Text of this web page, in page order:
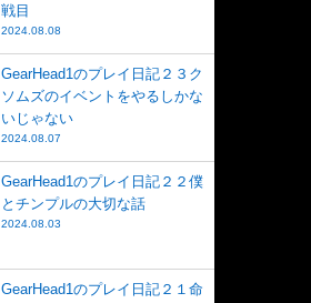
戦目
2024.08.08
GearHead1のプレイ日記２３ク
ソムズのイベントをやるしかな
いじゃない
2024.08.07
GearHead1のプレイ日記２２僕
とチンプルの大切な話
2024.08.03
GearHead1のプレイ日記２１命